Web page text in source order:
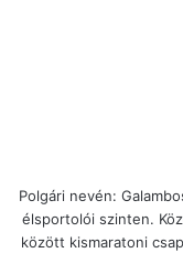
Polgári nevén:
élsportolói szinten.
között kismaratoni